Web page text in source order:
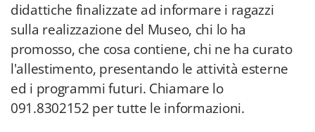
didattiche finalizzate ad informare i ragazzi
sulla realizzazione del Museo, chi lo ha
promosso, che cosa contiene, chi ne ha curato
l'allestimento, presentando le attività esterne
ed i programmi futuri. Chiamare lo
091.8302152 per tutte le informazioni.